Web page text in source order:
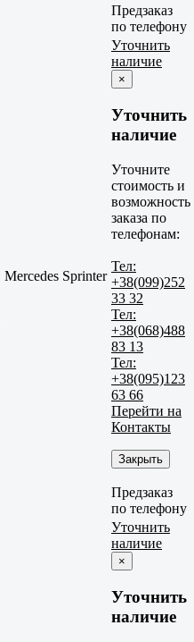
Предзаказ
по телефону
Mercedes Sprinter
Уточнить
наличие
×
Уточнить
наличие
Уточните
стоимость и
возможность
заказа по
телефонам:
Тел:
+38(099)252
33 32
Тел:
+38(068)488
83 13
Тел:
+38(095)123
63 66
Перейти на
Контакты
Закрыть
Предзаказ
по телефону
Уточнить
наличие
×
Уточнить
наличие